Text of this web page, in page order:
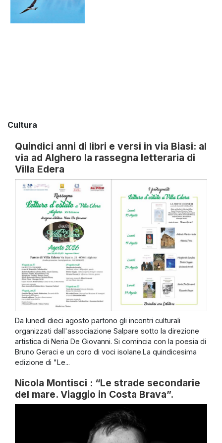
Cultura
Quindici anni di libri e versi in via Biasi: al
via ad Alghero la rassegna letteraria di
Villa Edera
Da lunedì dieci agosto partono gli incontri culturali
organizzati dall'associazione Salpare sotto la direzione
artistica di Neria De Giovanni. Si comincia con la poesia di
Bruno Geraci e un coro di voci isolane.La quindicesima
edizione di "Le...
Nicola Montisci : “Le strade secondarie
del mare. Viaggio in Costa Brava”.